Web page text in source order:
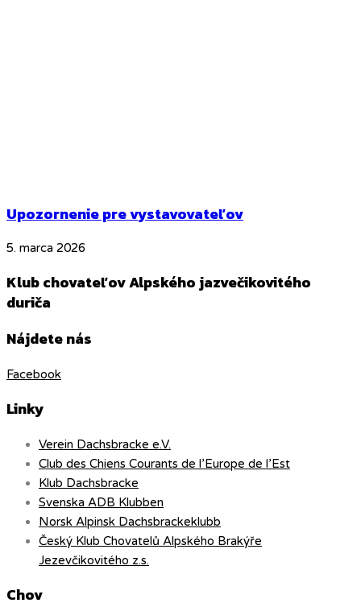
Upozornenie pre vystavovateľov
5. marca 2026
Klub chovateľov Alpského jazvečikovitého
duriča
Nájdete nás
Facebook
Linky
Verein Dachsbracke e.V.
Club des Chiens Courants de l’Europe de l’Est
Klub Dachsbracke
Svenska ADB Klubben
Norsk Alpinsk Dachsbrackeklubb
Český Klub Chovatelů Alpského Brakýře
Jezevčikovitého z.s.
Chov